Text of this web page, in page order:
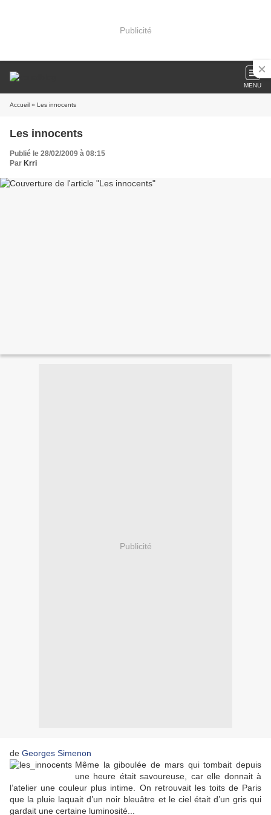
Publicité
MENU
Accueil » Les innocents
Les innocents
Publié le 28/02/2009 à 08:15
Par Krri
Publicité
de Georges Simenon
Même la giboulée de mars qui tombait depuis
une heure était savoureuse, car elle donnait à
l’atelier une couleur plus intime. On retrouvait les toits de Paris
que la pluie laquait d’un noir bleuâtre et le ciel était d’un gris qui
gardait une certaine luminosité...